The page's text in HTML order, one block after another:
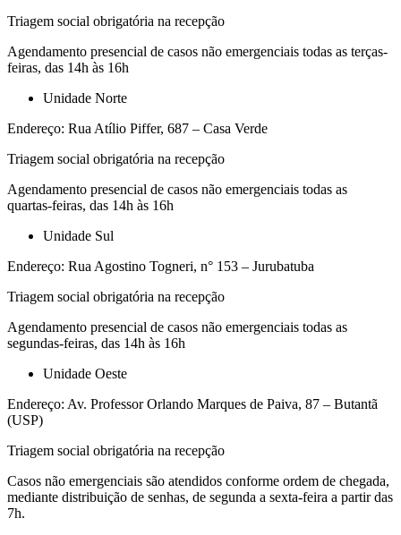
Triagem social obrigatória na recepção
Agendamento presencial de casos não emergenciais todas as terças-
feiras, das 14h às 16h
Unidade Norte
Endereço: Rua Atílio Piffer, 687 – Casa Verde
Triagem social obrigatória na recepção
Agendamento presencial de casos não emergenciais todas as
quartas-feiras, das 14h às 16h
Unidade Sul
Endereço: Rua Agostino Togneri, n° 153 – Jurubatuba
Triagem social obrigatória na recepção
Agendamento presencial de casos não emergenciais todas as
segundas-feiras, das 14h às 16h
Unidade Oeste
Endereço: Av. Professor Orlando Marques de Paiva, 87 – Butantã
(USP)
Triagem social obrigatória na recepção
Casos não emergenciais são atendidos conforme ordem de chegada,
mediante distribuição de senhas, de segunda a sexta-feira a partir das
7h.